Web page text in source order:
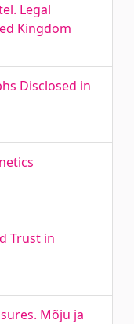
Legal
Kingdom
Disclosed in
Trust in
Mõju ja